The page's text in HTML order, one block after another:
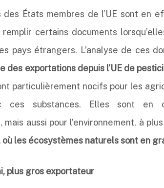
des États membres de l’UE sont en
certains documents
pays étrangers. L’analyse de ces
des exportations depuis l’UE de
particulièrement nocifs pour les
ces substances. Elles sont en
mais aussi pour l’environnement, à
où les écosystèmes naturels sont en
plus gros exportateur